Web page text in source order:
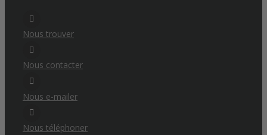
Nous trouver
Nous contacter
Nous e-mailer
Nous téléphoner